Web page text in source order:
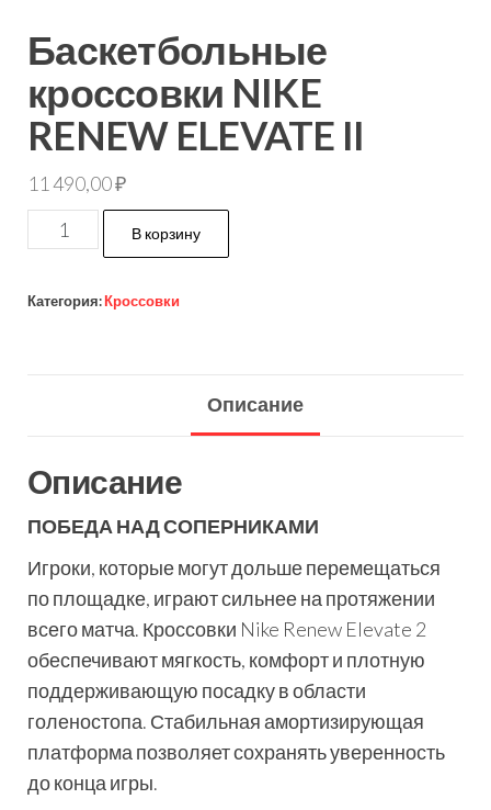
Баскетбольные
кроссовки NIKE
RENEW ELEVATE II
11 490,00₽
В корзину
Категория:Кроссовки
Описание
Описание
ПОБЕДА НАД СОПЕРНИКАМИ
Игроки, которые могут дольше перемещаться
по площадке, играют сильнее на протяжении
всего матча. Кроссовки Nike Renew Elevate 2
обеспечивают мягкость, комфорт и плотную
поддерживающую посадку в области
голеностопа. Стабильная амортизирующая
платформа позволяет сохранять уверенность
до конца игры.